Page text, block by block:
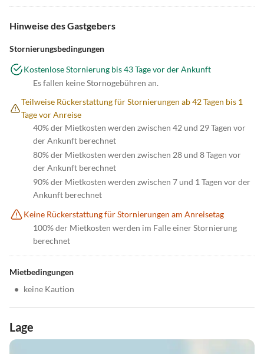
Hinweise des Gastgebers
Stornierungsbedingungen
Kostenlose Stornierung bis 43 Tage vor der Ankunft
Es fallen keine Stornogebühren an.
Teilweise Rückerstattung für Stornierungen ab 42 Tagen bis 1
Tage vor Anreise
40% der Mietkosten werden zwischen 42 und 29 Tagen vor
der Ankunft berechnet
80% der Mietkosten werden zwischen 28 und 8 Tagen vor
der Ankunft berechnet
90% der Mietkosten werden zwischen 7 und 1 Tagen vor der
Ankunft berechnet
Keine Rückerstattung für Stornierungen am Anreisetag
100% der Mietkosten werden im Falle einer Stornierung
berechnet
Mietbedingungen
• keine Kaution
Lage